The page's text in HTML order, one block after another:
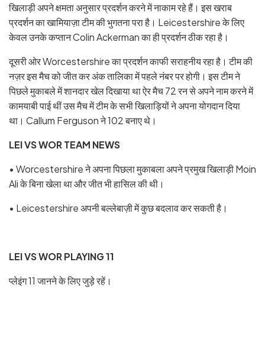
खिलाड़ी अपने क्षमता अनुसार प्रदर्शन करने में नाकाम रहे हैं। इस खराब
प्रदर्शन का खामियाज़ा टीम की भुगतना परा है। Leicestershire के लिए
केवल उनके कप्तान Colin Ackerman का ही प्रदर्शन ठीक रहा है।
दूसरी ओर Worcestershire का प्रदर्शन काफी सराहनीय रहा है। टीम की
नज़र इस मैच को जीत कर अंक तालिका में पहले नंबर पर होगी। इस टीम ने
पिछले मुकाबले में शानदार खेल दिखाया था ऐर मैच 72 रन से अपने नाम करने में
कामयाबी पाई थीं उस मैच में टीम के सभी खिलाड़ियों ने अपना योगदान दिया
था। Callum Ferguson ने 102 बनाए थे।
LEI VS WOR TEAM NEWS
• Worcestershire ने अपना पिछला मुकाबला अपने प्रमुख खिलाड़ी Moin
Ali के बिना खेला था और जीत भी हासिल की थी।
• Leicestershire अपनी बल्लेबाज़ी में कुछ बदलाव कर सकती है।
LEI VS WOR PLAYING 11
प्लेइंग 11 जानने के लिए जुड़े रहें।